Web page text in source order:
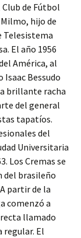
Club de Fútbol
hijo de
Telesistema
El año 1956
América, al
Bessudo
brillante racha
del general
tapatíos.
del
Universitaria
Los Cremas se
del brasileño
partir de la
comenzó a
llamado
regular. El